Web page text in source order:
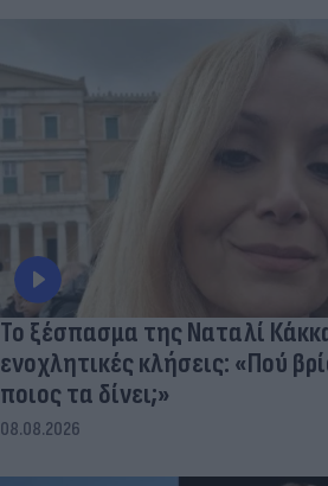
Το ξέσπασμα της Ναταλί
ενοχλητικές κλήσεις: «Πού
ποιος τα δίνει;»
08.08.2026